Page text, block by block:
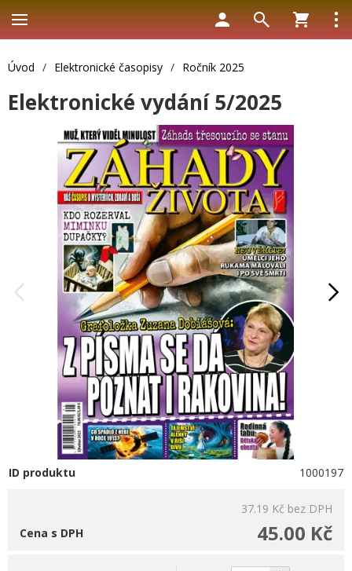
Úvod / Elektronické časopisy / Ročník 2025
Elektronické vydání 5/2025
ID produktu 1000197
37.19 Kč bez DPH
45.00 Kč
Cena s DPH